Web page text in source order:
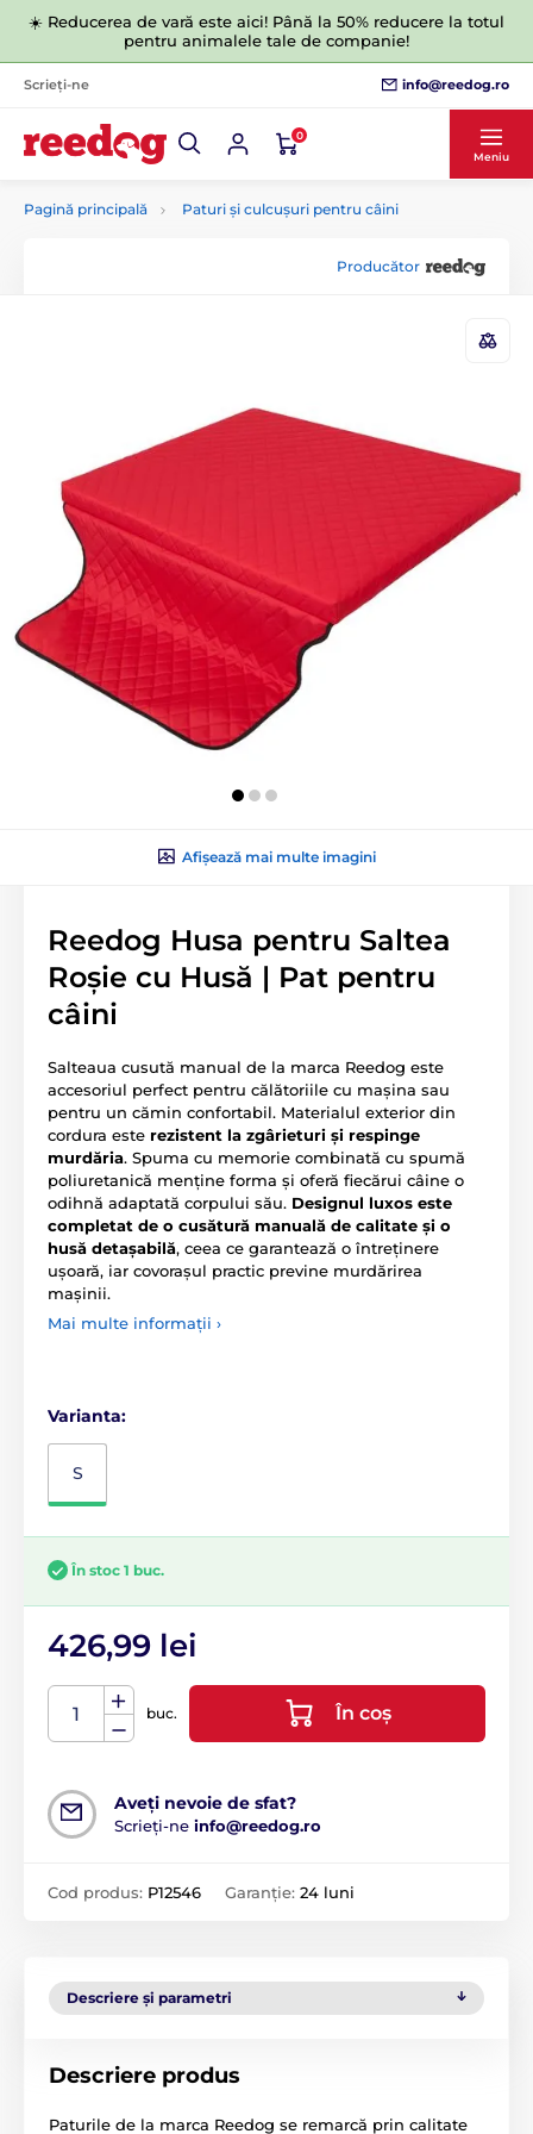
☀️ Reducerea de vară este aici! Până la 50% reducere la totul
pentru animalele tale de companie!
Scrieți-ne info@reedog.ro
0
Meniu
Pagină principală Paturi și culcușuri pentru câini
Producător
Afișează mai multe imagini
Reedog Husa pentru Saltea
Roșie cu Husă | Pat pentru
câini
Salteaua cusută manual de la marca Reedog este
accesoriul perfect pentru călătoriile cu mașina sau
pentru un cămin confortabil. Materialul exterior din
cordura este rezistent la zgârieturi și respinge
murdăria. Spuma cu memorie combinată cu spumă
poliuretanică menține forma și oferă fiecărui câine o
odihnă adaptată corpului său. Designul luxos este
completat de o cusătură manuală de calitate și o
husă detașabilă, ceea ce garantează o întreținere
ușoară, iar covorașul practic previne murdărirea
mașinii.
Mai multe informații ›
Varianta:
S
În stoc 1 buc.
426,99 lei
buc. În coș
Aveți nevoie de sfat?
Scrieți-ne info@reedog.ro
Cod produs: P12546 Garanție: 24 luni
Descriere și parametri
Descriere produs
Paturile de la marca Reedog se remarcă prin calitate